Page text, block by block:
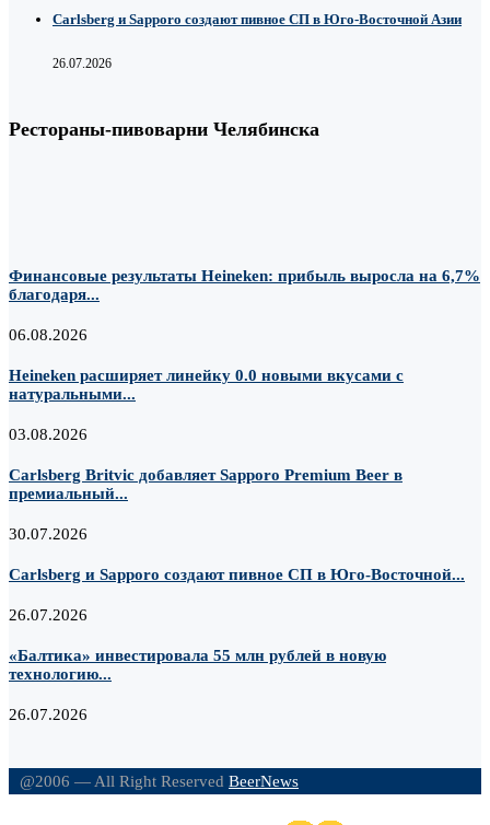
Carlsberg и Sapporo создают пивное СП в Юго-Восточной Азии
26.07.2026
Рестораны-пивоварни Челябинска
Финансовые результаты Heineken: прибыль выросла на 6,7%
благодаря...
06.08.2026
Heineken расширяет линейку 0.0 новыми вкусами с
натуральными...
03.08.2026
Carlsberg Britvic добавляет Sapporo Premium Beer в
премиальный...
30.07.2026
Carlsberg и Sapporo создают пивное СП в Юго-Восточной...
26.07.2026
«Балтика» инвестировала 55 млн рублей в новую
технологию...
26.07.2026
@2006 — All Right Reserved BeerNews